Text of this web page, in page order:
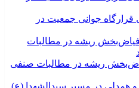
جوانی جمعیت در
ریشه در مطالبات صنفی